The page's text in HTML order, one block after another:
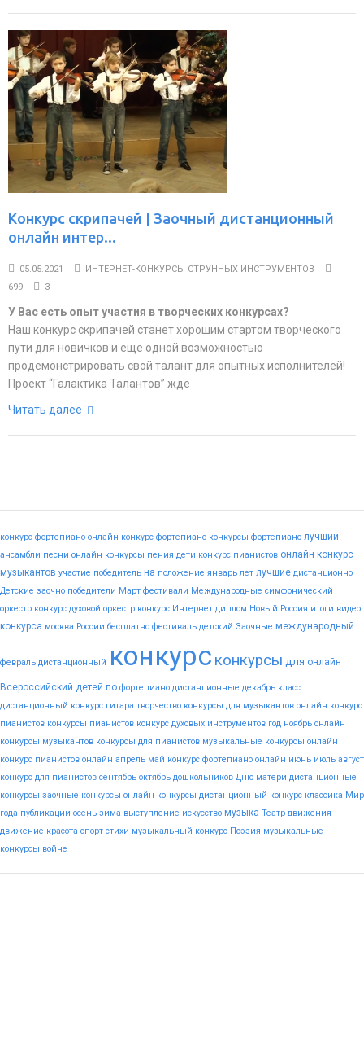
Конкурс скрипачей | Заочный дистанционный
онлайн интер...
05.05.2021
ИНТЕРНЕТ-КОНКУРСЫ СТРУННЫХ ИНСТРУМЕНТОВ
699
3
У Вас есть опыт участия в творческих конкурсах?
Наш конкурс скрипачей станет хорошим стартом творческого
пути для новичков и еще одной возможностью
продемонстрировать свой талант для опытных исполнителей!
Проект “Галактика Талантов” жде
Читать далее
конкурс фортепиано онлайн конкурс фортепиано конкурсы фортепиано лучший
ансамбли песни онлайн конкурсы пения дети конкурс пианистов онлайн конкурс
музыкантов участие победитель на положение январь лет лучшие дистанционно
Детские заочно победители Март фестивали Международные симфонический
оркестр конкурс духовой оркестр конкурс Интернет диплом Новый Россия итоги видео
конкурса москва России бесплатно фестиваль детский Заочные международный
февраль дистанционный конкурс конкурсы для онлайн
Всероссийский детей по фортепиано дистанционные декабрь класс
дистанционный конкурс гитара творчество конкурсы для музыкантов онлайн конкурс
пианистов конкурсы пианистов конкурс духовых инструментов год ноябрь онлайн
конкурсы музыкантов конкурсы для пианистов музыкальные конкурсы онлайн
конкурс пианистов онлайн апрель май конкурс фортепиано онлайн июнь июль август
конкурс для пианистов сентябрь октябрь дошкольников Дню матери дистанционные
конкурсы заочные конкурсы онлайн конкурсы дистанционный конкурс классика Мир
года публикации осень зима выступление искусство музыка Театр движения
движение красота спорт стихи музыкальный конкурс Поэзия музыкальные
конкурсы войне